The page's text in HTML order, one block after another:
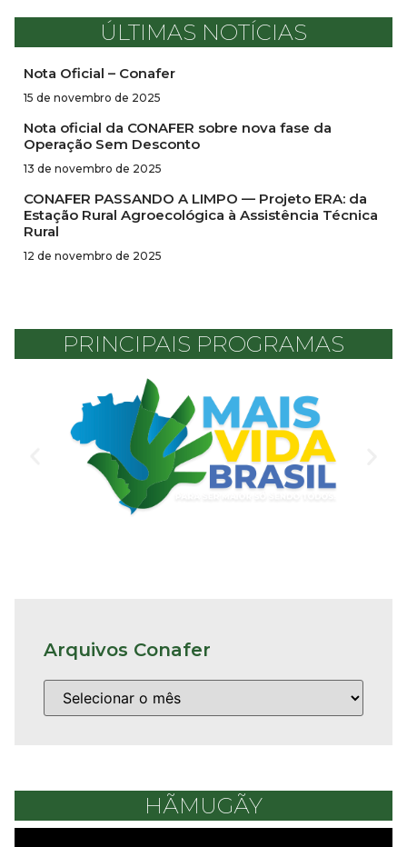
ÚLTIMAS NOTÍCIAS
Nota Oficial – Conafer
15 de novembro de 2025
Nota oficial da CONAFER sobre nova fase da
Operação Sem Desconto
13 de novembro de 2025
CONAFER PASSANDO A LIMPO — Projeto ERA: da
Estação Rural Agroecológica à Assistência Técnica
Rural
12 de novembro de 2025
PRINCIPAIS PROGRAMAS
Arquivos Conafer
HÃMUGÃY